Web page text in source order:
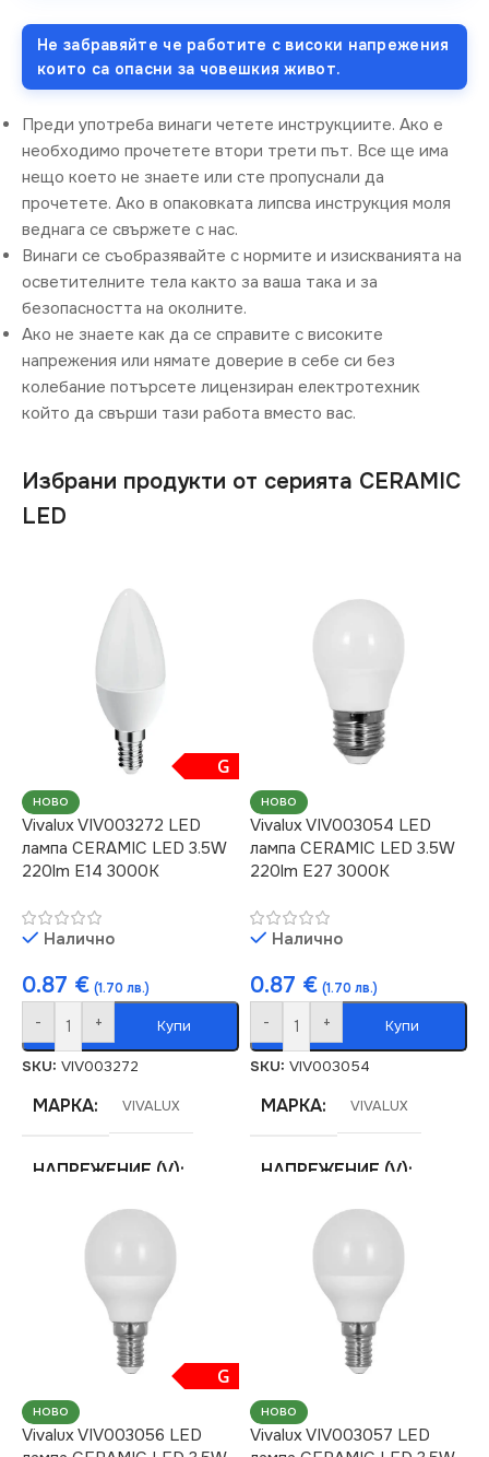
Не забравяйте че работите с високи напрежения
които са опасни за човешкия живот.
Преди употреба винаги четете инструкциите. Ако е
необходимо прочетете втори трети път. Все ще има
нещо което не знаете или сте пропуснали да
прочетете. Ако в опаковката липсва инструкция моля
веднага се свържете с нас.
Винаги се съобразявайте с нормите и изискванията на
осветителните тела както за ваша така и за
безопасността на околните.
Ако не знаете как да се справите с високите
напрежения или нямате доверие в себе си без
колебание потърсете лицензиран електротехник
който да свърши тази работа вместо вас.
Избрани продукти от серията CERAMIC
LED
G
НОВО
Vivalux VIV003272 LED
лампа CERAMIC LED 3.5W
220lm E14 3000K
Налично
0.87 € (1.70 лв.)
- + Купи
SKU: VIV003272
МАРКА VIVALUX
НАПРЕЖЕНИЕ (V)
МОЩНОСТ (W)
E14
ЦВЕТНА
ТЕМПЕРАТУРА (K)
НОВО
Vivalux VIV003054 LED
лампа CERAMIC LED 3.5W
220lm E27 3000K
Налично
0.87 € (1.70 лв.)
- + Купи
SKU: VIV003054
МАРКА VIVALUX
НАПРЕЖЕНИЕ (V)
МОЩНОСТ (W)
E27
ЦВЕТНА
ТЕМПЕРАТУРА (K)
G
НОВО
Vivalux VIV003056 LED
НОВО
Vivalux VIV003057 LED